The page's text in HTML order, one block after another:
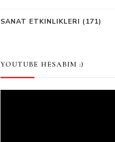
SANAT ETKINLIKLERI (171)
YOUTUBE HESABIM :)